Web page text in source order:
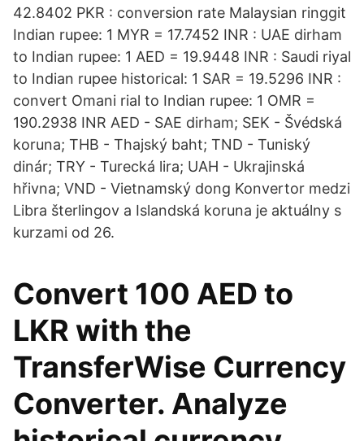
42.8402 PKR : conversion rate Malaysian ringgit
Indian rupee: 1 MYR = 17.7452 INR : UAE dirham
to Indian rupee: 1 AED = 19.9448 INR : Saudi riyal
to Indian rupee historical: 1 SAR = 19.5296 INR :
convert Omani rial to Indian rupee: 1 OMR =
190.2938 INR AED - SAE dirham; SEK - Švédská
koruna; THB - Thajský baht; TND - Tuniský
dinár; TRY - Turecká lira; UAH - Ukrajinská
hřivna; VND - Vietnamský dong Konvertor medzi
Libra šterlingov a Islandská koruna je aktuálny s
kurzami od 26.
Convert 100 AED to
LKR with the
TransferWise Currency
Converter. Analyze